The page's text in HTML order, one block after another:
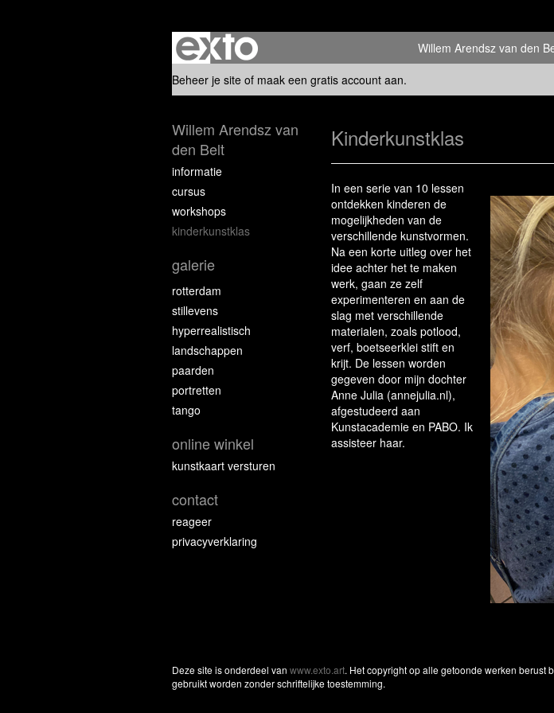
Willem Arendsz van den
Beheer je site of maak een gratis account aan.
Kinderkunstklas
In een serie van 10 lessen
ontdekken kinderen de
mogelijkheden van de
verschillende kunstvormen.
Na een korte uitleg over het
idee achter het te maken
werk, gaan ze zelf
experimenteren en aan de
slag met verschillende
materialen, zoals potlood,
verf, boetseerklei stift en
krijt. De lessen worden
gegeven door mijn dochter
Anne Julia (annejulia.nl),
afgestudeerd aan
Kunstacademie en PABO. Ik
assisteer haar.
Willem Arendsz van
den Belt
informatie
cursus
workshops
kinderkunstklas
galerie
rotterdam
stillevens
hyperrealistisch
landschappen
paarden
portretten
tango
online winkel
kunstkaart versturen
contact
reageer
privacyverklaring
Deze site is onderdeel van www.exto.art. Het copyright op alle getoonde werken berust
gebruikt worden zonder schriftelijke toestemming.